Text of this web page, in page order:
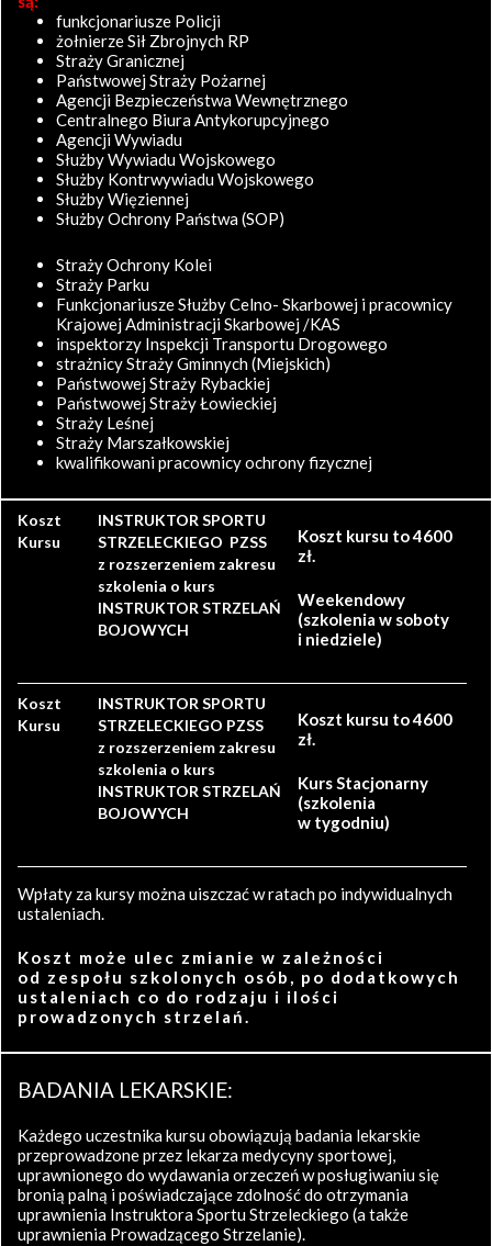
funkcjonariusze Policji
żołnierze Sił Zbrojnych RP
Straży Granicznej
Państwowej Straży Pożarnej
Agencji Bezpieczeństwa Wewnętrznego
Centralnego Biura Antykorupcyjnego
Agencji Wywiadu
Służby Wywiadu Wojskowego
Służby Kontrwywiadu Wojskowego
Służby Więziennej
Służby Ochrony Państwa (SOP)
Straży Ochrony Kolei
Straży Parku
Funkcjonariusze Służby Celno- Skarbowej i pracownicy
Krajowej Administracji Skarbowej /KAS
inspektorzy Inspekcji Transportu Drogowego
strażnicy Straży Gminnych (Miejskich)
Państwowej Straży Rybackiej
Państwowej Straży Łowieckiej
Straży Leśnej
Straży Marszałkowskiej
kwalifikowani pracownicy ochrony fizycznej
Koszt
Kursu
INSTRUKTOR SPORTU
STRZELECKIEGO PZSS
z rozszerzeniem zakresu
szkolenia o kurs
INSTRUKTOR STRZELAŃ
BOJOWYCH
Koszt kursu to 4600
zł.
Weekendowy
(szkolenia w soboty
i niedziele)
Koszt
Kursu
INSTRUKTOR SPORTU
STRZELECKIEGO PZSS
z rozszerzeniem zakresu
szkolenia o kurs
INSTRUKTOR STRZELAŃ
BOJOWYCH
Koszt kursu to 4600
zł.
Kurs Stacjonarny
(szkolenia
w tygodniu)
Wpłaty za kursy można uiszczać w ratach po indywidualnych
ustaleniach.
Koszt może ulec zmianie w zależności
od zespołu szkolonych osób, po dodatkowych
ustaleniach co do rodzaju i ilości
prowadzonych strzelań.
BADANIA LEKARSKIE:
Każdego uczestnika kursu obowiązują badania lekarskie
przeprowadzone przez lekarza medycyny sportowej,
uprawnionego do wydawania orzeczeń w posługiwaniu się
bronią palną i poświadczające zdolność do otrzymania
uprawnienia Instruktora Sportu Strzeleckiego (a także
uprawnienia Prowadzącego Strzelanie).